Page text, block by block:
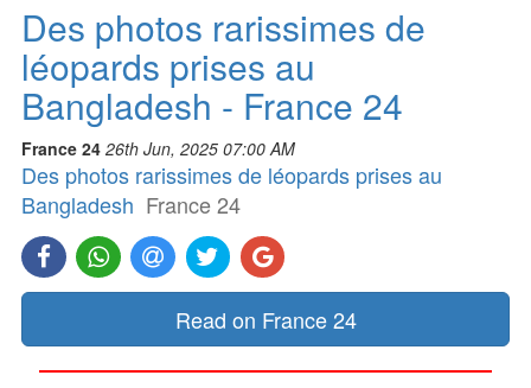
Des photos rarissimes de
léopards prises au
Bangladesh - France 24
France 24 26th Jun, 2025 07:00 AM
Des photos rarissimes de léopards prises au
Bangladesh France 24
Read on France 24